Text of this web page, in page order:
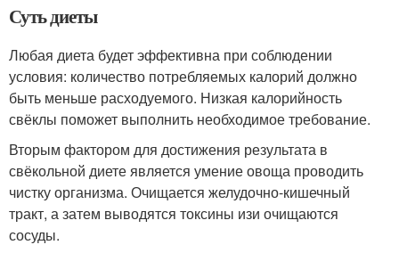
Суть диеты
Любая диета будет эффективна при соблюдении
условия: количество потребляемых калорий должно
быть меньше расходуемого. Низкая калорийность
свёклы поможет выполнить необходимое требование.
Вторым фактором для достижения результата в
свёкольной диете является умение овоща проводить
чистку организма. Очищается желудочно-кишечный
тракт, а затем выводятся токсины изи очищаются
сосуды.